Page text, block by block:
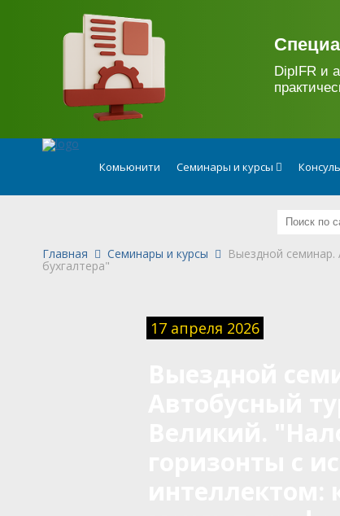
DipIFR и
Комьюнити Семинары и курсы
Главная Семинары и курсы Выездной семинар.
бухгалтера"
17 апреля 2026